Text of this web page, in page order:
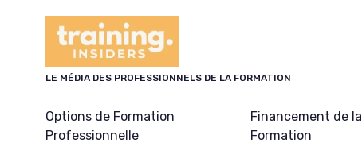
LE MÉDIA DES PROFESSIONNELS DE LA FORMATION
Options de Formation
Professionnelle
Financement de la
Formation